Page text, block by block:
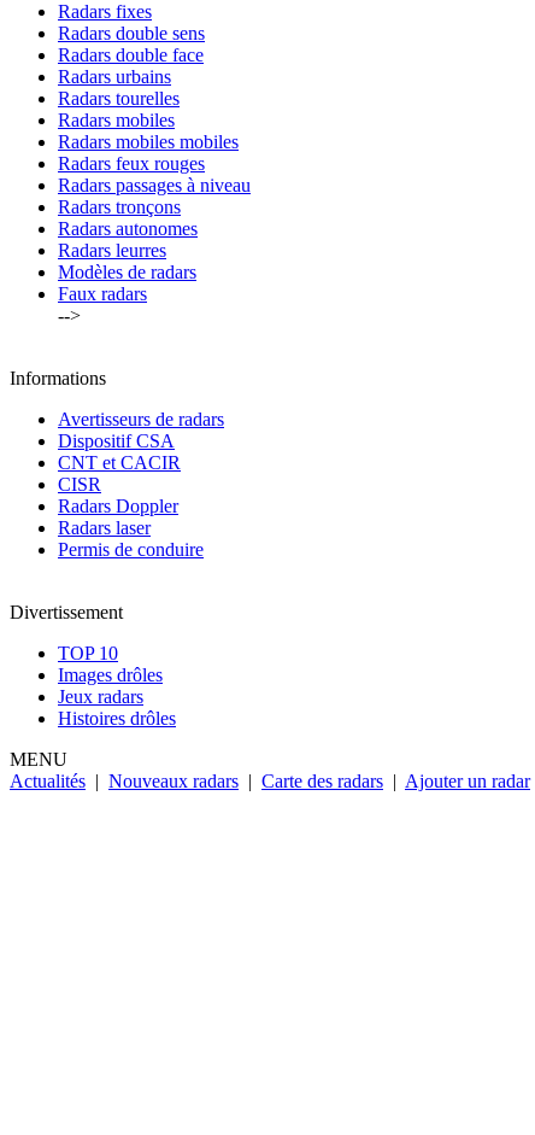
Radars fixes
Radars double sens
Radars double face
Radars urbains
Radars tourelles
Radars mobiles
Radars mobiles mobiles
Radars feux rouges
Radars passages à niveau
Radars tronçons
Radars autonomes
Radars leurres
Modèles de radars
Faux radars
-->
Informations
Avertisseurs de radars
Dispositif CSA
CNT et CACIR
CISR
Radars Doppler
Radars laser
Permis de conduire
Divertissement
TOP 10
Images drôles
Jeux radars
Histoires drôles
MENU
Actualités | Nouveaux radars | Carte des radars | Ajouter un radar